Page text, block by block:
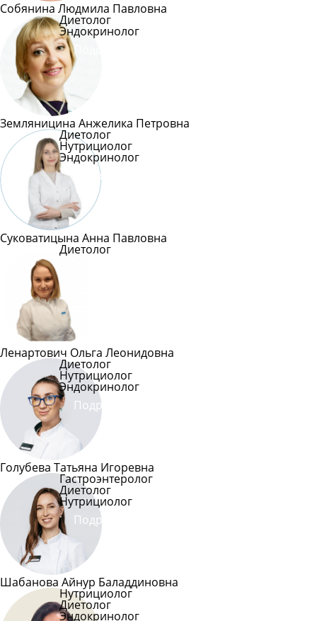
Собянина Людмила Павловна
Диетолог
Эндокринолог
Подробнее
Земляницина Анжелика Петровна
Диетолог
Нутрициолог
Эндокринолог
Подробнее
Суковатицына Анна Павловна
Диетолог
Ленартович Ольга Леонидовна
Диетолог
Нутрициолог
Эндокринолог
Подробнее
Голубева Татьяна Игоревна
Гастроэнтеролог
Диетолог
Нутрициолог
Подробнее
Шабанова Айнур Баладдиновна
Нутрициолог
Диетолог
Эндокринолог